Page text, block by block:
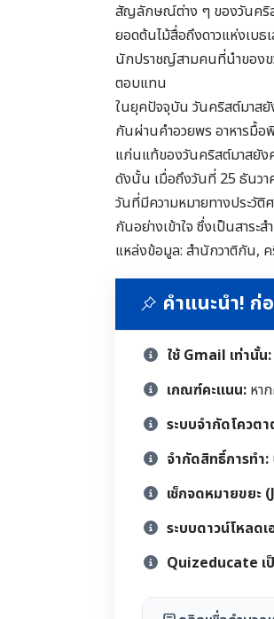
สัญลักษณ์ต่าง ๆ ของวันคริส
ยอดต้นไม้สื่อถึงดาวแห่งเบธ
นักปราชญ์สามคนที่นำของข
ตอบแทน
ในยุคปัจจุบัน วันคริสต์มาสยั
กันผ่านคำอวยพร อาหารมื้
แก่นแท้ของวันคริสต์มาสยัง
ดังนั้น เมื่อถึงวันที่ 25 ธันว
วันที่มีความหมายทางประวัติ
กันอย่างเข้าใจ ซึ่งเป็นสาร
แหล่งข้อมูล: สำนักวาติกัน,
คำแนะนำ!
ใช้ Gmail เท่านั้น:
เกณฑ์คะแนน: หา
ระบบจำกัดโควต
จำกัดสิทธิ์การทำ:
เช็กจดหมายขยะ
ระบบดาวน์โหลดเ
Quizeducate เ